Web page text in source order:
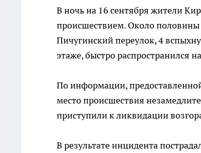
В ночь на 16 сентября жители
происшествием. Около
Пичугинский переулок, 4
этаже, быстро распространился
По информации,
место происшествия
приступили к ликвидации
В результате инцидента